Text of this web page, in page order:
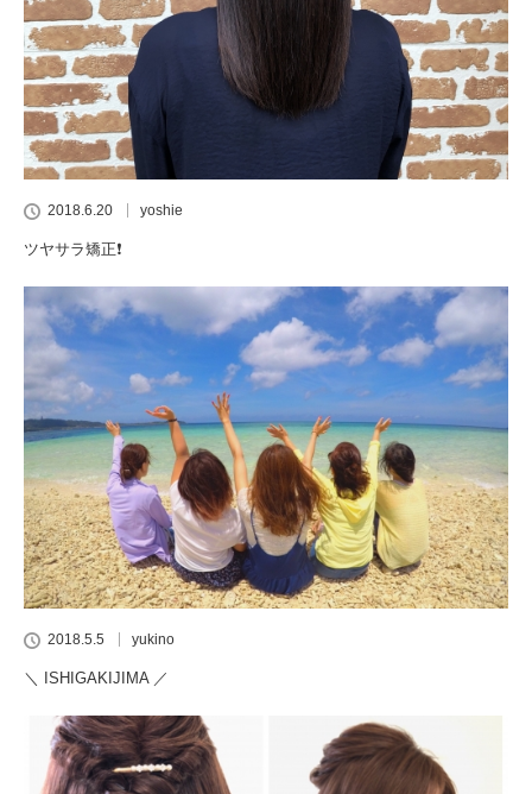
2018.6.20 yoshie
ツヤサラ矯正❗️
2018.5.5 yukino
＼ ISHIGAKIJIMA ／